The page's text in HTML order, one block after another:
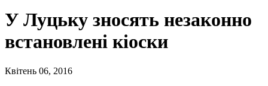
У Луцьку зносять незаконно
встановлені кіоски
Квітень 06, 2016